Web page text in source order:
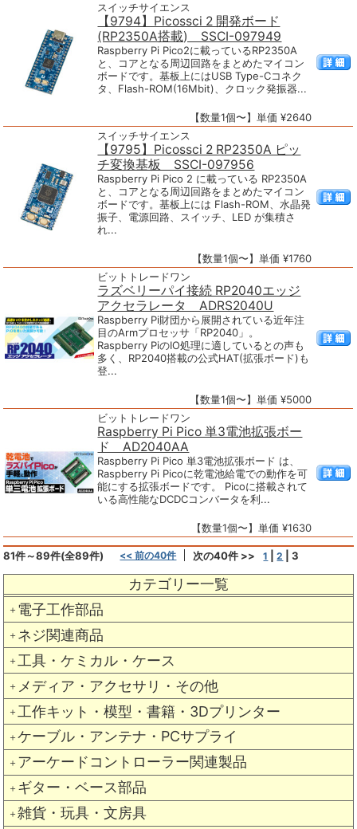
カテゴリー一覧
＋ 電子工作部品
＋ ネジ関連商品
＋ 工具・ケミカル・ケース
＋ メディア・アクセサリ・その他
＋ 工作キット・模型・書籍・3Dプリンター
＋ ケーブル・アンテナ・PCサプライ
＋ アーケードコントローラー関連製品
＋ ギター・ベース部品
＋ 雑貨・玩具・文房具
スイッチサイエンス
【9794】Picossci 2 開発ボード
(RP2350A搭載) SSCI-097949
Raspberry Pi Pico2に載っているRP2350A
と、コアとなる周辺回路をまとめたマイコン
ボードです。基板上にはUSB Type-Cコネク
タ、Flash-ROM(16Mbit)、クロック発振器...
【数量1個〜】単価 ¥2640
スイッチサイエンス
【9795】Picossci 2 RP2350A ピッ
チ変換基板 SSCI-097956
Raspberry Pi Pico 2 に載っている RP2350A
と、コアとなる周辺回路をまとめたマイコン
ボードです。基板上には Flash-ROM、水晶発
振子、電源回路、スイッチ、LED が集積さ
れ...
【数量1個〜】単価 ¥1760
ビットトレードワン
ラズベリーパイ接続 RP2040エッジ
アクセラレータ ADRS2040U
Raspberry Pi財団から展開されている近年注
目のArmプロセッサ「RP2040」。
Raspberry PiのIO処理に適しているとの声も
多く、RP2040搭載の公式HAT(拡張ボード)も
登...
【数量1個〜】単価 ¥5000
ビットトレードワン
Raspberry Pi Pico 単3電池拡張ボー
ド AD2040AA
Raspberry Pi Pico 単3電池拡張ボード は、
Raspberry Pi Picoに乾電池給電での動作を可
能にする拡張ボードです。 Picoに搭載されて
いる高性能なDCDCコンバータを利...
【数量1個〜】単価 ¥1630
81件～89件(全89件) << 前の40件 次の40件 >> 1 |2 |3